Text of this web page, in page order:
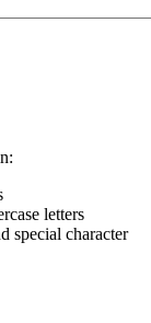
letters
special character